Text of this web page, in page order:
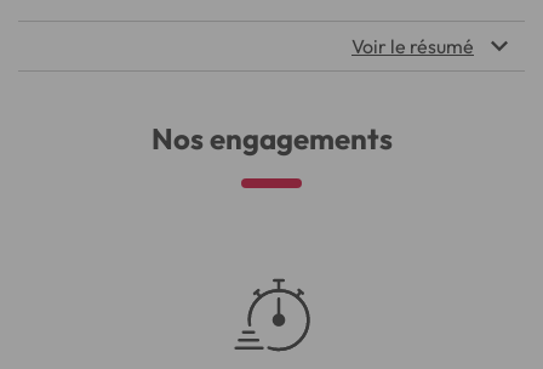
Voir le résumé
Nos engagements